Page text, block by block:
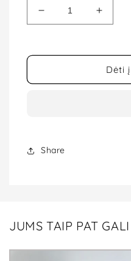
Sumažinti
Formuojančios
MARILYN
kiekį
Lux
Dėti
Share
JUMS TAIP PAT